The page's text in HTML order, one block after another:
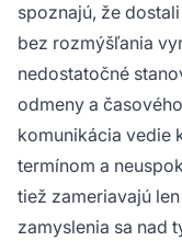
spoznajú, že
bez rozmýšľania
nedostatočné
odmeny a
komunikácia vedie
termínom a
tiež zameriavajú
zamyslenia sa nad